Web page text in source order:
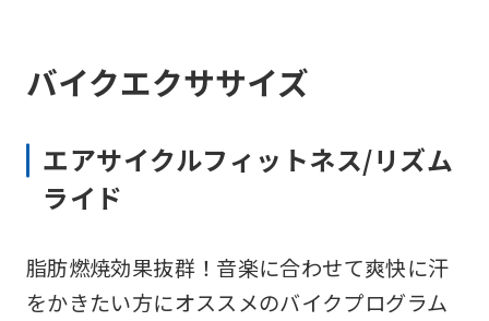
バイクエクササイズ
エアサイクルフィットネス/リズム
ライド
脂肪燃焼効果抜群！音楽に合わせて爽快に汗
をかきたい方にオススメのバイクプログラム